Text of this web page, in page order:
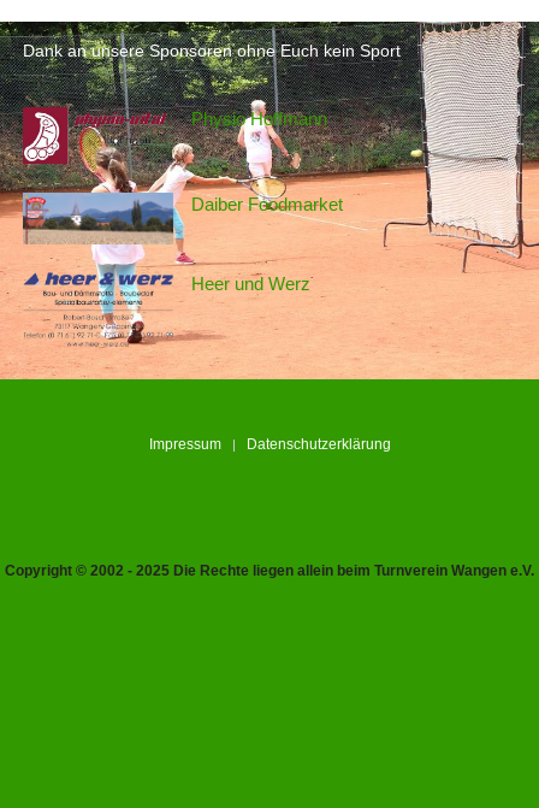
Dank an unsere Sponsoren ohne Euch kein Sport
Physio Hoffmann
Daiber Foodmarket
Heer und Werz
Impressum Datenschutzerklärung
Copyright © 2002 - 2025 Die Rechte liegen allein beim Turnverein Wangen e.V.